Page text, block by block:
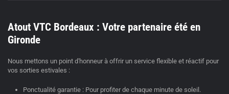
Atout VTC Bordeaux : Votre partenaire été en
Gironde
Nous mettons un point d'honneur à offrir un service flexible et réactif pour
vos sorties estivales :
Ponctualité garantie : Pour profiter de chaque minute de soleil.